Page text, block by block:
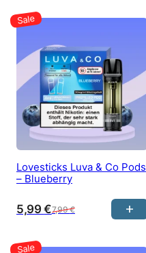
Lovesticks Luva & Co Pods
– Blueberry
7,99€
5,99€